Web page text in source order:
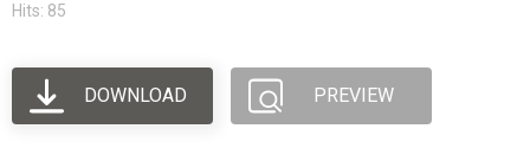
Hits: 85
DOWNLOAD PREVIEW